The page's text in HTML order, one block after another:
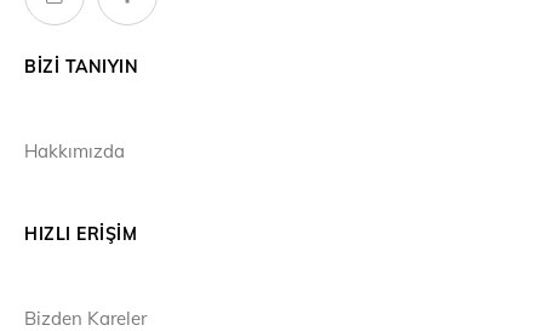
BIZI TANIYIN
Hakkımızda
HIZLI ERIŞIM
Bizden Kareler